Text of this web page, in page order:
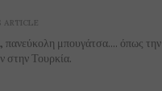
ARTICLE
πανεύκολη μπουγάτσα.... όπως την
στην Τουρκία.